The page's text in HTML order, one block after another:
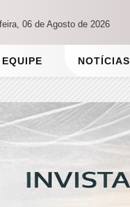
06 de Agosto de 2026
EQUIPE NOTÍCIAS